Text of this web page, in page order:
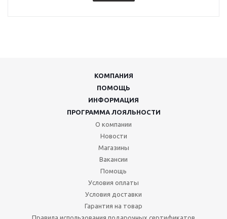
КОМПАНИЯ
ПОМОЩЬ
ИНФОРМАЦИЯ
ПРОГРАММА ЛОЯЛЬНОСТИ
О компании
Новости
Магазины
Вакансии
Помощь
Условия оплаты
Условия доставки
Гарантия на товар
Правила использования подарочных сертификатов